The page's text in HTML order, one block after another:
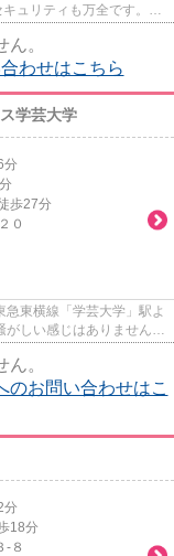
ュリティも万全です。2
。
わせはこちら
学芸大学
分
歩27分
０
東横線「学芸大学」駅よ
がしい感じはありません。
。
のお問い合わせはこ
分
18分
-８